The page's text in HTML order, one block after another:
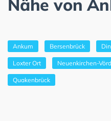
Nähe von
Ankum Bersenbrück
Loxter Ort Neuenkirchen-
Quakenbrück